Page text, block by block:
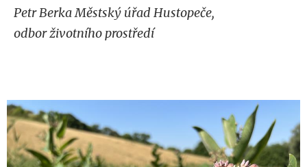
Petr Berka Městský úřad Hustopeče,
odbor životního prostředí